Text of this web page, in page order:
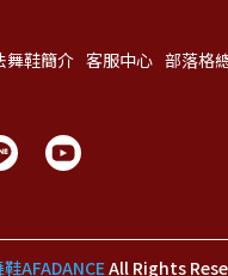
舞鞋簡介 客服中心 部落格
AFADANCEAll Rights